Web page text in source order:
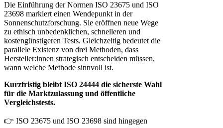
Die Einführung der Normen ISO 23675 und ISO
23698 markiert einen Wendepunkt in der
Sonnenschutzforschung. Sie eröffnen neue Wege
zu ethisch unbedenklichen, schnelleren und
kostengünstigeren Tests. Gleichzeitig bedeutet die
parallele Existenz von drei Methoden, dass
Hersteller:innen strategisch entscheiden müssen,
wann welche Methode sinnvoll ist.
Kurzfristig bleibt ISO 24444 die sicherste Wahl
für die Marktzulassung und öffentliche
Vergleichstests.
👉 ISO 23675 und ISO 23698 sind hingegen